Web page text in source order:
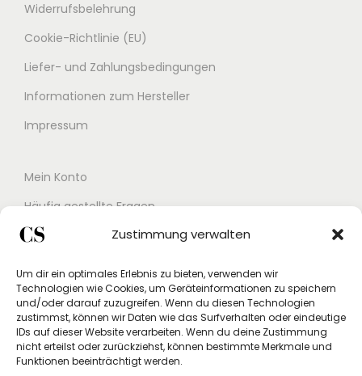
Zustimmung verwalten
Um dir ein optimales Erlebnis zu bieten, verwenden wir
Technologien wie Cookies, um Geräteinformationen zu speichern
und/oder darauf zuzugreifen. Wenn du diesen Technologien
zustimmst, können wir Daten wie das Surfverhalten oder eindeutige
IDs auf dieser Website verarbeiten. Wenn du deine Zustimmung
nicht erteilst oder zurückziehst, können bestimmte Merkmale und
Funktionen beeinträchtigt werden.
Widerrufsbelehrung
Cookie-Richtlinie (EU)
Liefer- und Zahlungsbedingungen
Informationen zum Hersteller
Impressum
Mein Konto
Häufig gestellte Fragen
Kontakt
Studex App
Einverständniserklärung
Rücksendung beantragen